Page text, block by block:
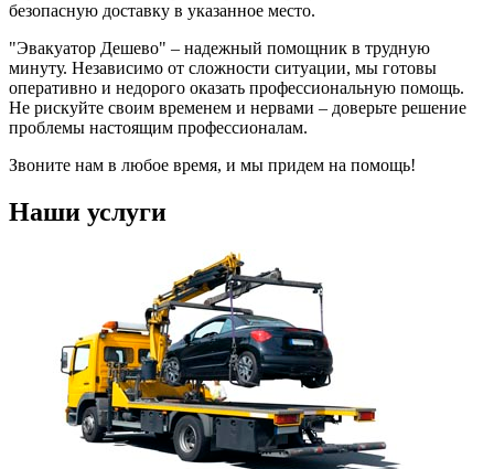
безопасную доставку в указанное место.
"Эвакуатор Дешево" – надежный помощник в трудную
минуту. Независимо от сложности ситуации, мы готовы
оперативно и недорого оказать профессиональную помощь.
Не рискуйте своим временем и нервами – доверьте решение
проблемы настоящим профессионалам.
Звоните нам в любое время, и мы придем на помощь!
Наши услуги